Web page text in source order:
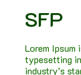
SFP
Lorem Ipsum
typesetting
industry’s